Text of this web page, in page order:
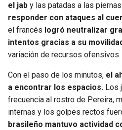
PANTHERS
SAINTS
JAZZ
el jab y las patadas a las piernas.
responder con ataques al
el francés logró neutralizar
intentos gracias a su
variación de recursos ofensivos.
Con el paso de los minutos, el
a encontrar los espacios. Los
frecuencia al rostro de Pereira,
internas y los golpes rectos
brasileño mantuvo actividad